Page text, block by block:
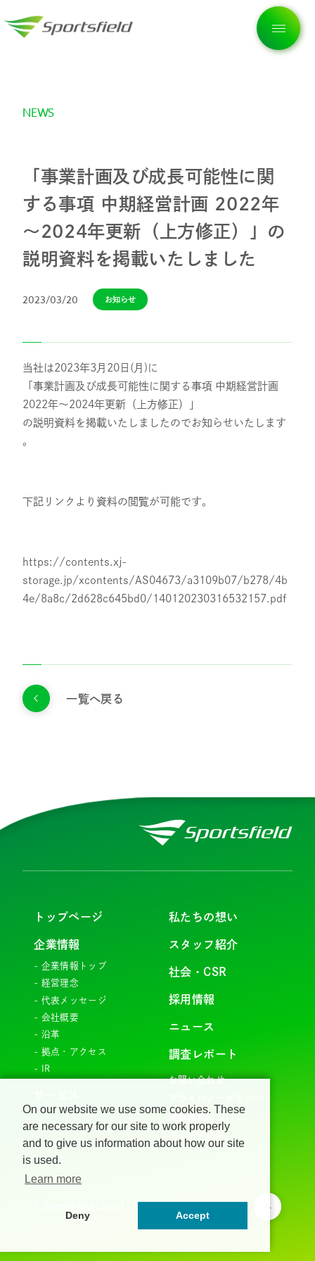
企業情報
私たちの想い
採用情報
ニュース
社会・CSR
NEWS
「事業計画及び成長可能性に関
する事項 中期経営計画 2022年
～2024年更新（上方修正）」の
説明資料を掲載いたしました
2023/03/20 お知らせ
当社は2023年3月20日(月)に
「事業計画及び成長可能性に関する事項 中期経営計画
2022年～2024年更新（上方修正）」
の説明資料を掲載いたしましたのでお知らせいたします
。
下記リンクより資料の閲覧が可能です。
https://contents.xj-
storage.jp/xcontents/AS04673/a3109b07/b278/4b
4e/8a8c/2d628c645bd0/140120230316532157.pdf
一覧へ戻る
トップページ
企業情報
企業情報トップ
経営理念
代表メッセージ
会社概要
沿革
拠点・アクセス
IR
私たちの想い
スタッフ紹介
社会・CSR
採用情報
ニュース
調査レポート
お問い合わせ
健康経営について
サイトマップ
On our website we use some cookies. These
are necessary for our site to work properly
and to give us information about how our site
is used.
Learn more
Deny Accept